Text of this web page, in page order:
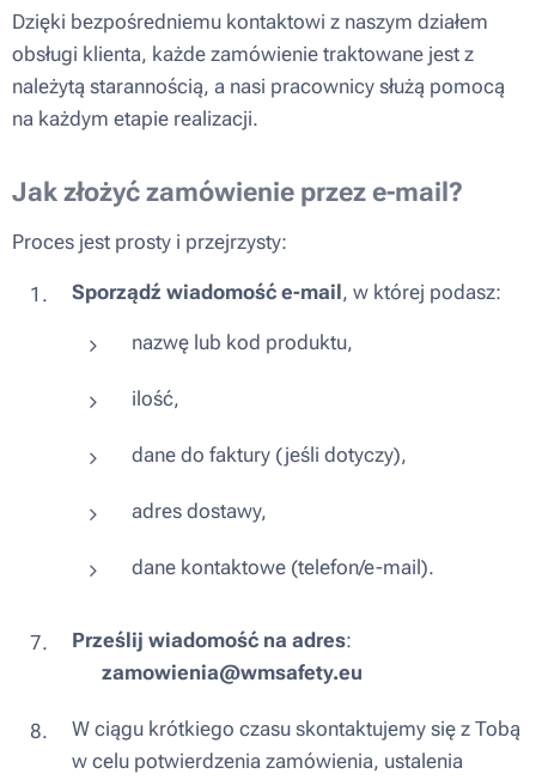
Dzięki bezpośredniemu kontaktowi z naszym działem
obsługi klienta, każde zamówienie traktowane jest z
należytą starannością, a nasi pracownicy służą pomocą
na każdym etapie realizacji.
Jak złożyć zamówienie przez e-mail?
Proces jest prosty i przejrzysty:
Sporządź wiadomość e-mail, w której podasz:
nazwę lub kod produktu,
ilość,
dane do faktury (jeśli dotyczy),
adres dostawy,
dane kontaktowe (telefon/e-mail).
Prześlij wiadomość na adres:
zamowienia@wmsafety.eu
W ciągu krótkiego czasu skontaktujemy się z Tobą
w celu potwierdzenia zamówienia, ustalenia